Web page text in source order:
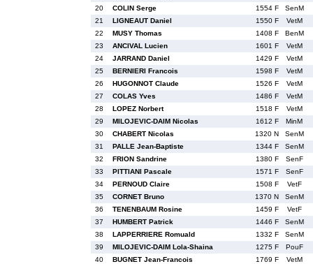
20
COLIN Serge 1554 F
SenM
21
LIGNEAUT Daniel 1550 F
VetM
22
MUSY Thomas 1408 F
BenM
23
ANCIVAL Lucien 1601 F
VetM
24
JARRAND Daniel 1429 F
VetM
25
BERNIERI Francois 1598 F
VetM
26
HUGONNOT Claude 1526 F
VetM
27
COLAS Yves 1486 F
VetM
28
LOPEZ Norbert 1518 F
VetM
29
MILOJEVIC-DAIM Nicolas 1612 F
MinM
30
CHABERT Nicolas 1320 N
SenM
31
PALLE Jean-Baptiste 1344 F
SenM
32
FRION Sandrine 1380 F
SenF
33
PITTIANI Pascale 1571 F
SenF
34
PERNOUD Claire 1508 F
VetF
35
CORNET Bruno 1370 N
SenM
36
TENENBAUM Rosine 1459 F
VetF
37
HUMBERT Patrick 1446 F
SenM
38
LAPPERRIERE Romuald 1332 F
SenM
39
MILOJEVIC-DAIM Lola-Shaina 1275 F
PouF
40
BUGNET Jean-Francois 1769 F
VetM